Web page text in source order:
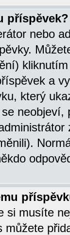
příspěvek?
nebo
a
který
si musíte
můžete